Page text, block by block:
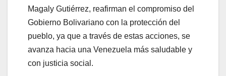
Magaly Gutiérrez, reafirman el compromiso del
Gobierno Bolivariano con la protección del
pueblo, ya que a través de estas acciones, se
avanza hacia una Venezuela más saludable y
con justicia social.